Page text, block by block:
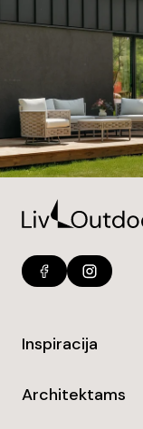
Inspiracija
Architektams